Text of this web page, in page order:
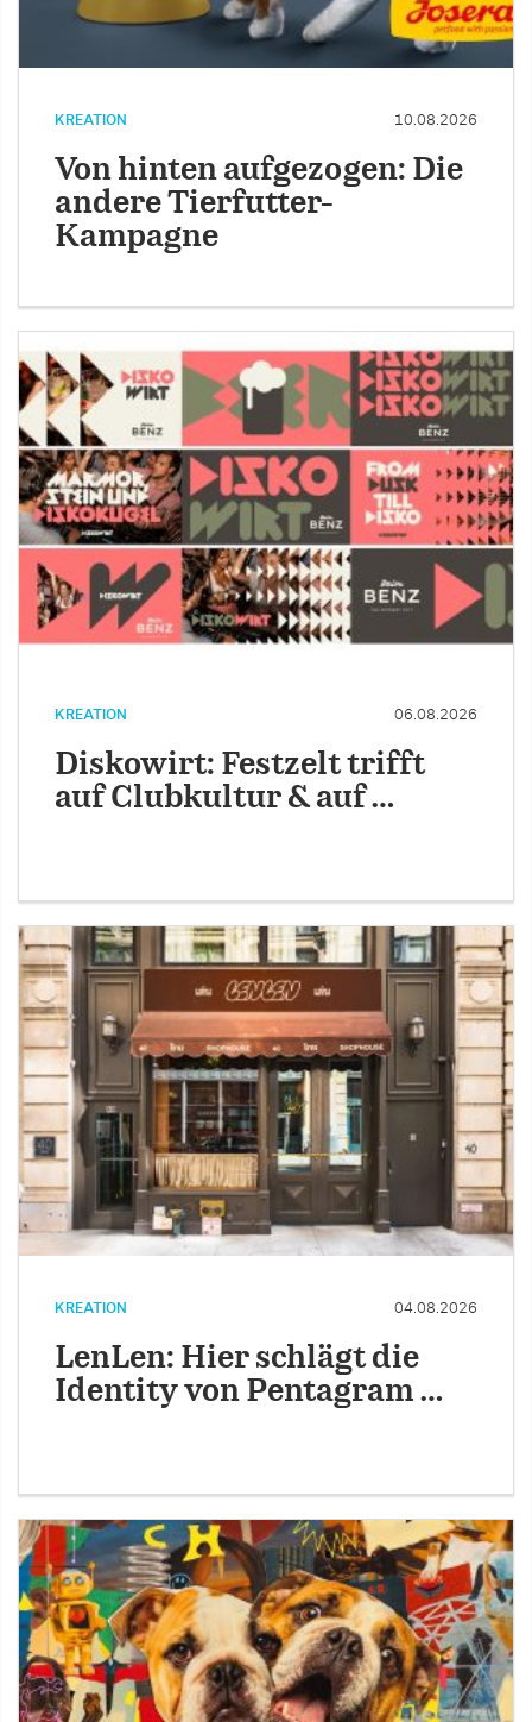
KREATION 10.08.2026
Von hinten aufgezogen: Die
andere Tierfutter-
Kampagne
KREATION 06.08.2026
Diskowirt: Festzelt trifft
auf Clubkultur & auf …
KREATION 04.08.2026
LenLen: Hier schlägt die
Identity von Pentagram …